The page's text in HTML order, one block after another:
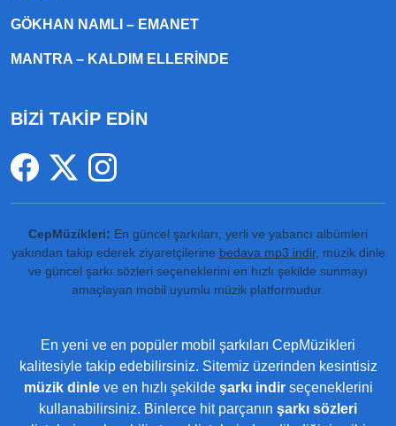
GÖKHAN NAMLI – EMANET
MANTRA – KALDIM ELLERINDE
BİZİ TAKİP EDİN
CepMüzikleri: En güncel şarkıları, yerli ve yabancı albümleri
yakından takip ederek ziyaretçilerine bedava mp3 indir, müzik dinle
ve güncel şarkı sözleri seçeneklerini en hızlı şekilde sunmayı
amaçlayan mobil uyumlu müzik platformudur.
En yeni ve en popüler mobil şarkıları CepMüzikleri
kalitesiyle takip edebilirsiniz. Sitemiz üzerinden kesintisiz
müzik dinleve en hızlı şekilde şarkı indirseçeneklerini
kullanabilirsiniz. Binlerce hit parçanın şarkı sözleri